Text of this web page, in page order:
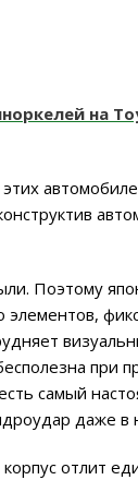
на
Поэтому
самый
даже
отлит